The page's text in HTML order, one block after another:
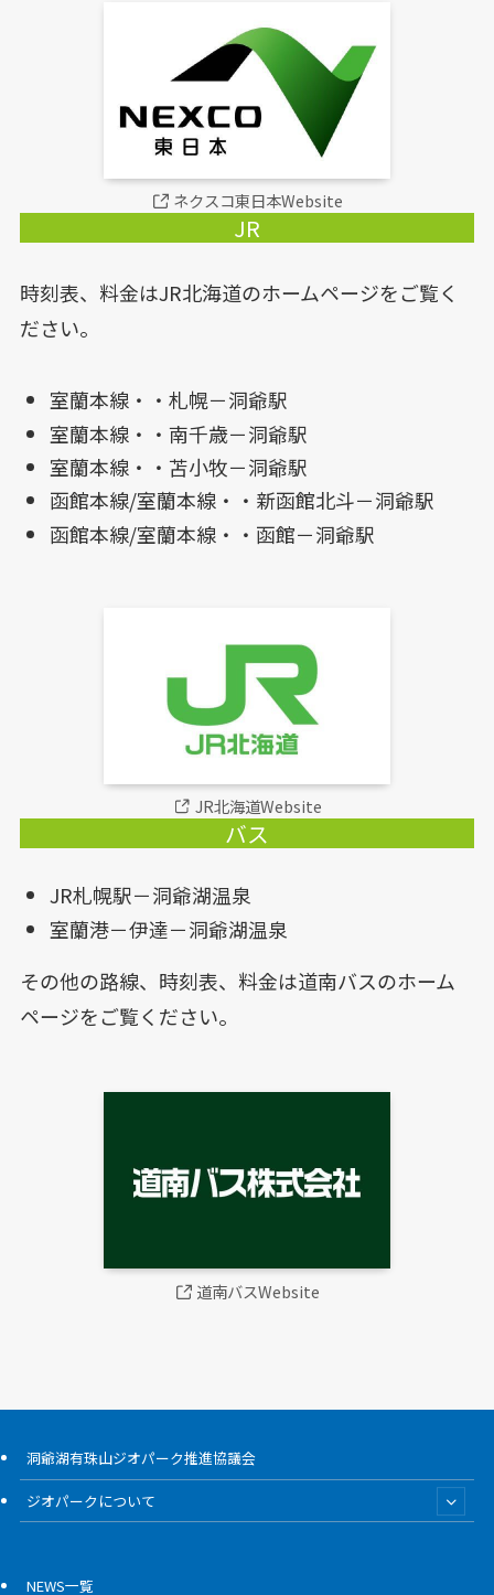
ネクスコ東日本Website
JR
時刻表、料金はJR北海道のホームページをご覧く
ださい。
室蘭本線・・札幌－洞爺駅
室蘭本線・・南千歳－洞爺駅
室蘭本線・・苫小牧－洞爺駅
函館本線/室蘭本線・・新函館北斗－洞爺駅
函館本線/室蘭本線・・函館－洞爺駅
JR北海道Website
バス
JR札幌駅－洞爺湖温泉
室蘭港－伊達－洞爺湖温泉
その他の路線、時刻表、料金は道南バスのホーム
ページをご覧ください。
道南バスWebsite
洞爺湖有珠山ジオパーク推進協議会
ジオパークについて
NEWS一覧